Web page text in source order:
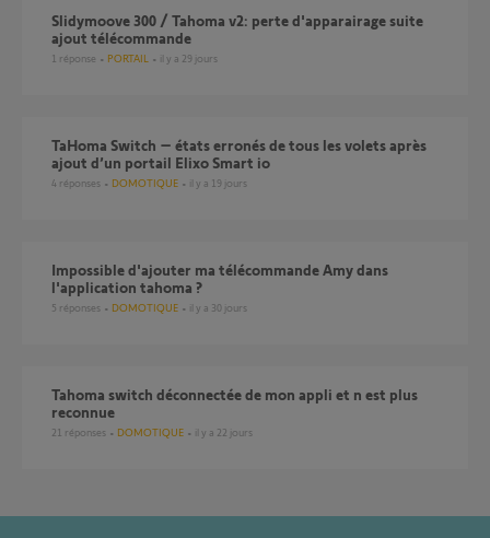
Slidymoove 300 / Tahoma v2: perte d'apparairage suite
ajout télécommande
1 réponse PORTAIL il y a 29 jours
TaHoma Switch – états erronés de tous les volets après
ajout d’un portail Elixo Smart io
4 réponses DOMOTIQUE il y a 19 jours
Impossible d'ajouter ma télécommande Amy dans
l'application tahoma ?
5 réponses DOMOTIQUE il y a 30 jours
Tahoma switch déconnectée de mon appli et n est plus
reconnue
21 réponses DOMOTIQUE il y a 22 jours